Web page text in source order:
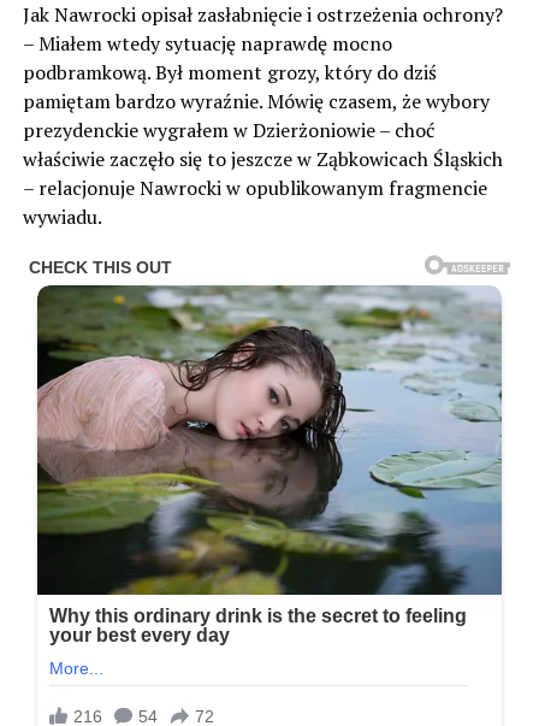
Jak Nawrocki opisał zasłabnięcie i ostrzeżenia ochrony?
– Miałem wtedy sytuację naprawdę mocno
podbramkową. Był moment grozy, który do dziś
pamiętam bardzo wyraźnie. Mówię czasem, że wybory
prezydenckie wygrałem w Dzierżoniowie – choć
właściwie zaczęło się to jeszcze w Ząbkowicach Śląskich
– relacjonuje Nawrocki w opublikowanym fragmencie
wywiadu.